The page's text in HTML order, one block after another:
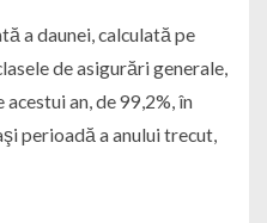
a daunei, calculată pe
de asigurări generale,
an, de 99,2%, în
perioadă a anului trecut,